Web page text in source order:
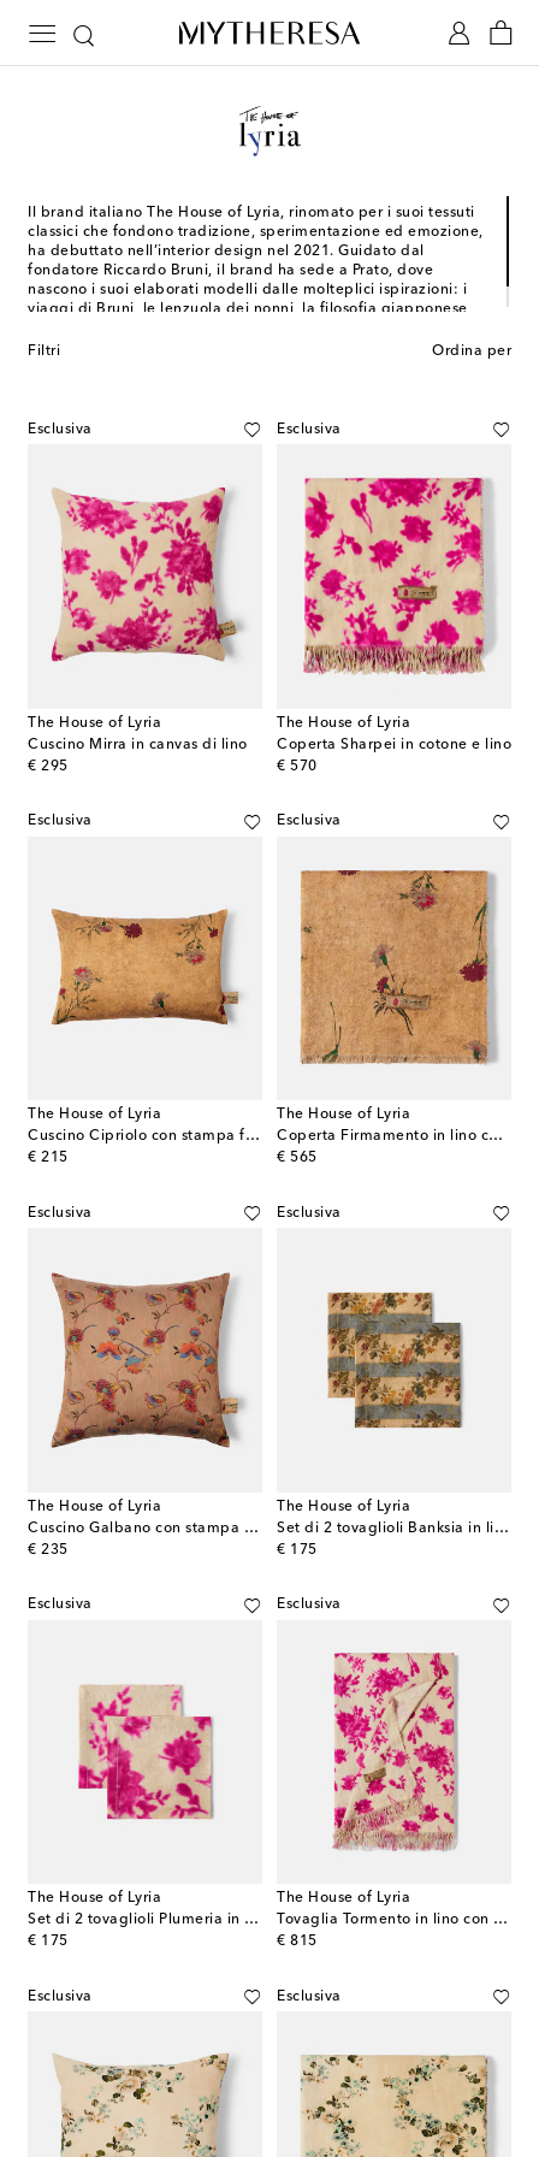
Il brand italiano The House of Lyria, rinomato per i suoi tessuti
classici che fondono tradizione, sperimentazione ed emozione,
ha debuttato nell’interior design nel 2021. Guidato dal
fondatore Riccardo Bruni, il brand ha sede a Prato, dove
nascono i suoi elaborati modelli dalle molteplici ispirazioni: i
viaggi di Bruni, le lenzuola dei nonni, la filosofia giapponese
Filtri
Ordina per
Esclusiva
The House of Lyria
Cuscino Mirra in canvas di lino
€ 295
original price
Esclusiva
The House of Lyria
Coperta Sharpei in cotone e lino
€ 570
original price
Esclusiva
The House of Lyria
Cuscino Cipriolo con stampa floreale
€ 215
original price
Esclusiva
The House of Lyria
Coperta Firmamento in lino con stampa floreale
€ 565
original price
Esclusiva
The House of Lyria
Cuscino Galbano con stampa floreale
€ 235
original price
Esclusiva
The House of Lyria
Set di 2 tovaglioli Banksia in lino
€ 175
original price
Esclusiva
The House of Lyria
Set di 2 tovaglioli Plumeria in lino
€ 175
original price
Esclusiva
The House of Lyria
Tovaglia Tormento in lino con stampa floreale
€ 815
original price
Esclusiva Esclusiva